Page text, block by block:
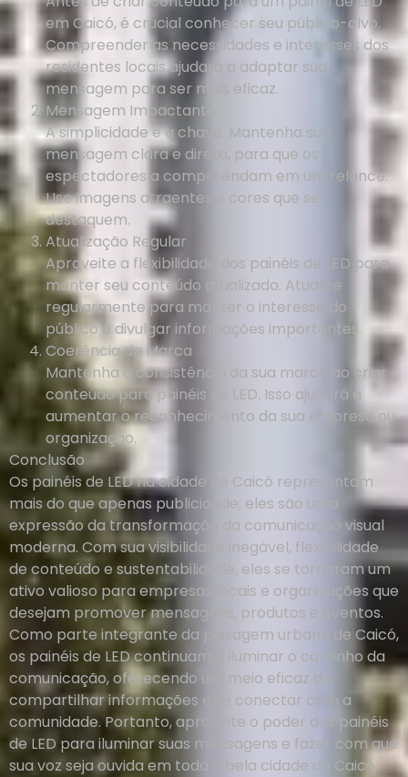
em Caicó, é crucial conhecer seu público-alvo.
Compreender as necessidades e interesses dos
residentes locais ajudará a adaptar sua
mensagem para ser mais eficaz.
Mensagem Impactante
A simplicidade é a chave. Mantenha sua
mensagem clara e direta, para que os
espectadores a compreendam em um relance.
Use imagens atraentes e cores que se
destaquem.
Atualização Regular
Aproveite a flexibilidade dos painéis de LED para
manter seu conteúdo atualizado. Atualize
regularmente para manter o interesse do
público e divulgar informações importantes.
Coerência da Marca
Mantenha a consistência da sua marca ao criar
conteúdo para painéis de LED. Isso ajudará a
aumentar o reconhecimento da sua empresa ou
organização.
Conclusão
Os painéis de LED na cidade de Caicó representam
mais do que apenas publicidade; eles são uma
expressão da transformação da comunicação visual
moderna. Com sua visibilidade inegável, flexibilidade
de conteúdo e sustentabilidade, eles se tornaram um
ativo valioso para empresas locais e organizações que
desejam promover mensagens, produtos e eventos.
Como parte integrante da paisagem urbana de Caicó,
os painéis de LED continuam a iluminar o caminho da
comunicação, oferecendo um meio eficaz de
compartilhar informações e se conectar com a
comunidade. Portanto, aproveite o poder dos painéis
de LED para iluminar suas mensagens e fazer com que
sua voz seja ouvida em toda a bela cidade de Caicó.